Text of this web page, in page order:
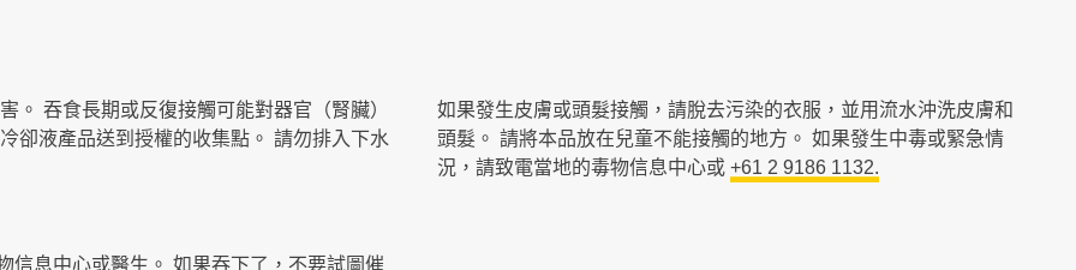
。 吞食長期或反復接觸可能對器官（腎臟）
卻液產品送到授權的收集點。 請勿排入下水
信息中心或醫生。 如果吞下了，不要試圖催
如果發生皮膚或頭髮接觸，請脫去污染的衣服，並用流水沖洗皮膚和
頭髮。 請將本品放在兒童不能接觸的地方。 如果發生中毒或緊急情
況，請致電當地的毒物信息中心或 +61 2 9186 1132.